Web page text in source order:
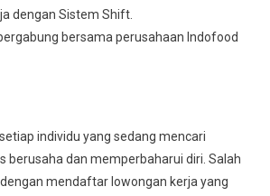
dеngаn Sistem Shіft.
bersama perusahaan Indofood
individu yang sedang mencari
berusaha dan memperbaharui diri. Salah
mendaftar lowongan kerja yang